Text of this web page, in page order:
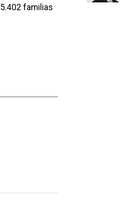
familias